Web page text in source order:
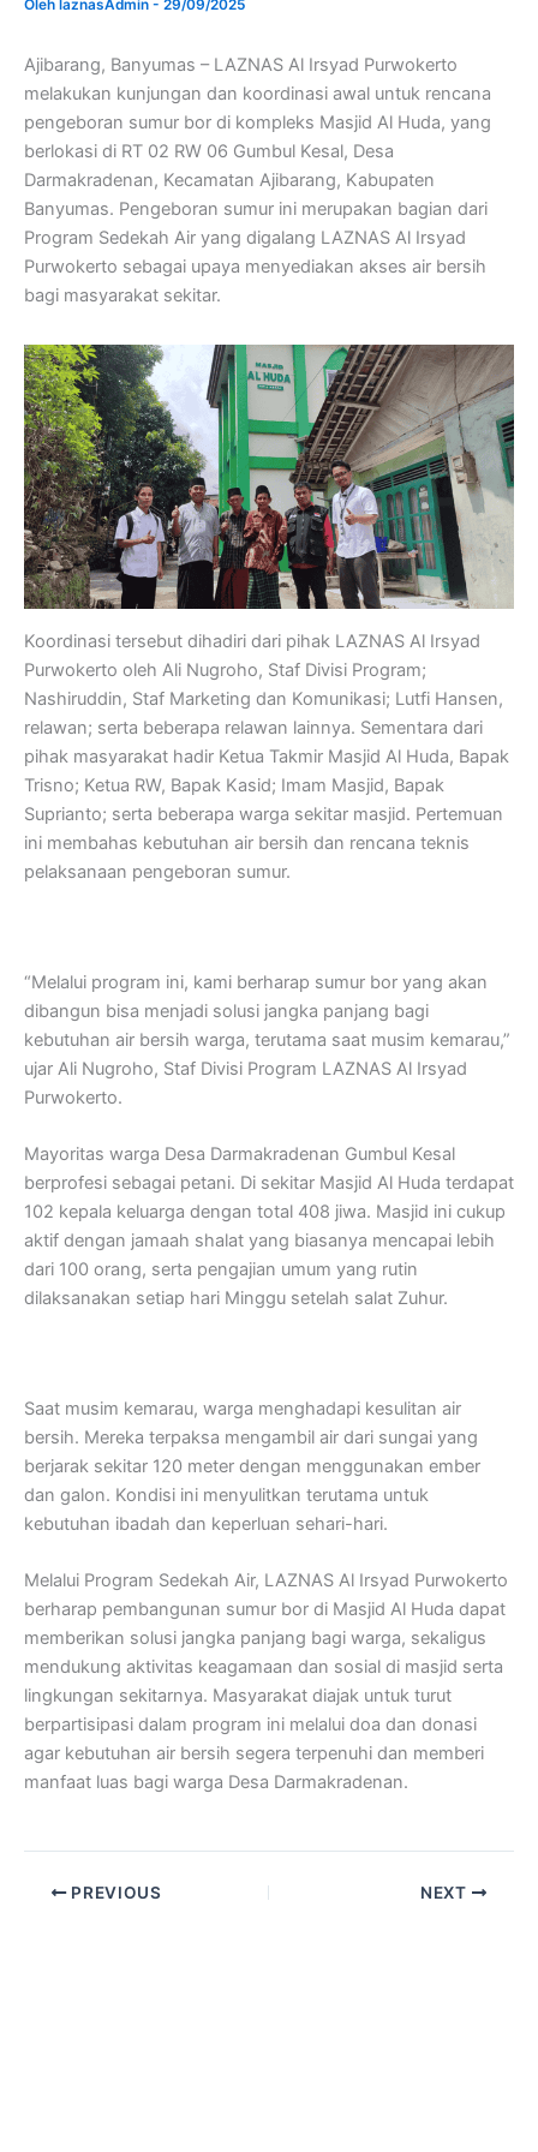
Oleh laznasAdmin - 29/09/2025
Ajibarang, Banyumas – LAZNAS Al Irsyad Purwokerto
melakukan kunjungan dan koordinasi awal untuk rencana
pengeboran sumur bor di kompleks Masjid Al Huda, yang
berlokasi di RT 02 RW 06 Gumbul Kesal, Desa
Darmakradenan, Kecamatan Ajibarang, Kabupaten
Banyumas. Pengeboran sumur ini merupakan bagian dari
Program Sedekah Air yang digalang LAZNAS Al Irsyad
Purwokerto sebagai upaya menyediakan akses air bersih
bagi masyarakat sekitar.
Koordinasi tersebut dihadiri dari pihak LAZNAS Al Irsyad
Purwokerto oleh Ali Nugroho, Staf Divisi Program;
Nashiruddin, Staf Marketing dan Komunikasi; Lutfi Hansen,
relawan; serta beberapa relawan lainnya. Sementara dari
pihak masyarakat hadir Ketua Takmir Masjid Al Huda, Bapak
Trisno; Ketua RW, Bapak Kasid; Imam Masjid, Bapak
Suprianto; serta beberapa warga sekitar masjid. Pertemuan
ini membahas kebutuhan air bersih dan rencana teknis
pelaksanaan pengeboran sumur.
“Melalui program ini, kami berharap sumur bor yang akan
dibangun bisa menjadi solusi jangka panjang bagi
kebutuhan air bersih warga, terutama saat musim kemarau,”
ujar Ali Nugroho, Staf Divisi Program LAZNAS Al Irsyad
Purwokerto.
Mayoritas warga Desa Darmakradenan Gumbul Kesal
berprofesi sebagai petani. Di sekitar Masjid Al Huda terdapat
102 kepala keluarga dengan total 408 jiwa. Masjid ini cukup
aktif dengan jamaah shalat yang biasanya mencapai lebih
dari 100 orang, serta pengajian umum yang rutin
dilaksanakan setiap hari Minggu setelah salat Zuhur.
Saat musim kemarau, warga menghadapi kesulitan air
bersih. Mereka terpaksa mengambil air dari sungai yang
berjarak sekitar 120 meter dengan menggunakan ember
dan galon. Kondisi ini menyulitkan terutama untuk
kebutuhan ibadah dan keperluan sehari-hari.
Melalui Program Sedekah Air, LAZNAS Al Irsyad Purwokerto
berharap pembangunan sumur bor di Masjid Al Huda dapat
memberikan solusi jangka panjang bagi warga, sekaligus
mendukung aktivitas keagamaan dan sosial di masjid serta
lingkungan sekitarnya. Masyarakat diajak untuk turut
berpartisipasi dalam program ini melalui doa dan donasi
agar kebutuhan air bersih segera terpenuhi dan memberi
manfaat luas bagi warga Desa Darmakradenan.
PREVIOUS NEXT